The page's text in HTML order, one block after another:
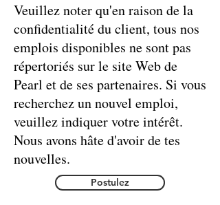
Veuillez noter qu'en raison de la
confidentialité du client, tous nos
emplois disponibles ne sont pas
répertoriés sur le site Web de
Pearl et de ses partenaires. Si vous
recherchez un nouvel emploi,
veuillez indiquer votre intérêt.
Nous avons hâte d'avoir de tes
nouvelles.
Postulez